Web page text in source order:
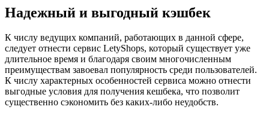
Надежный и выгодный кэшбек
К числу ведущих компаний, работающих в данной сфере,
следует отнести сервис LetyShops, который существует уже
длительное время и благодаря своим многочисленным
преимуществам завоевал популярность среди пользователей.
К числу характерных особенностей сервиса можно отнести
выгодные условия для получения кешбека, что позволит
существенно сэкономить без каких-либо неудобств.